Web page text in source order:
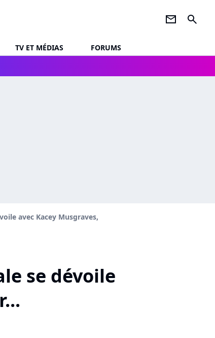
newsletter search
TV ET MÉDIAS
FORUMS
avec Kacey Musgraves,
se dévoile